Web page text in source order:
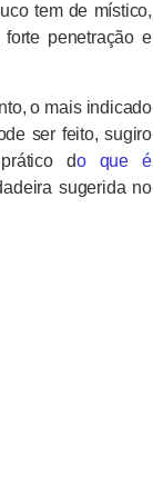
tem de místico,
penetração e
o mais indicado
ser feito, sugiro
do que é
sugerida no